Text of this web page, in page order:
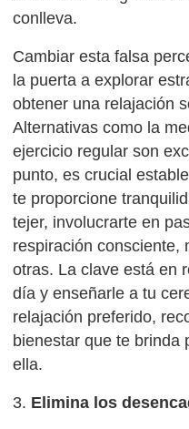
conlleva.
Cambiar esta falsa
la puerta a explorar
obtener una relajación
Alternativas como la
ejercicio regular son
punto, es crucial
te proporcione
tejer, involucrarte en
respiración consciente,
otras. La clave está en
día y enseñarle a tu
relajación preferido,
bienestar que te brinda
ella.
3. Elimina los